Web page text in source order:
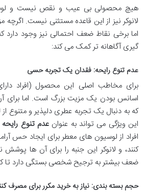
هیچ محصولی بی عیب و نقص نیست و
لانوکر نیز از این قاعده مستثنی نیست.
اما برخی نقاط ضعف احتمالی نیز وجود دارد
گیری آگاهانه تر کمک می کند:
عدم تنوع رایحه: فقدان یک تجربه حسی
برای مخاطب اصلی این محصول (افراد
اسانس بودن یک مزیت بزرگ است. اما برای
که به دنبال یک تجربه عطری دلپذیر و متنوع
این ویژگی می تواند به عنوان عدم تنوع رایحه
افراد از لوسیون های معطر برای ایجاد حس
کنند، و لانوکر این جنبه را برای آن ها پوشش
ضعف بیشتر به ترجیح شخصی بستگی دارد
حجم بسته بندی: نیاز به خرید مکرر برای مصرف